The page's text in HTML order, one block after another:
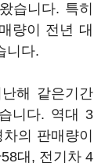
습니다. 특히
량이 전년 대
니다.
해 같은기간
니다. 역대 3
의 판매량이
대, 전기차 4